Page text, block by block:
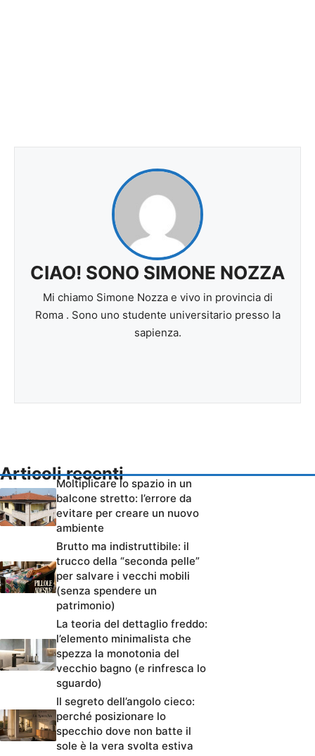
CIAO! SONO SIMONE NOZZA
Mi chiamo Simone Nozza e vivo in provincia di
Roma . Sono uno studente universitario presso la
sapienza.
Articoli recenti
Moltiplicare lo spazio in un
balcone stretto: l’errore da
evitare per creare un nuovo
ambiente
Brutto ma indistruttibile: il
trucco della “seconda pelle”
per salvare i vecchi mobili
(senza spendere un
patrimonio)
La teoria del dettaglio freddo:
l’elemento minimalista che
spezza la monotonia del
vecchio bagno (e rinfresca lo
sguardo)
Il segreto dell’angolo cieco:
perché posizionare lo
specchio dove non batte il
sole è la vera svolta estiva